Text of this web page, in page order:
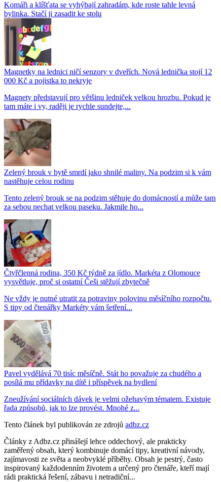
Komáři a klíšťata se vyhýbají zahradám, kde roste tahle levná
bylinka. Stačí ji zasadit ke stolu
Magnetky na lednici ničí senzory v dveřích. Nová lednička stojí 12
000 Kč a pojistka to nekryje
Magnety představují pro většinu ledniček velkou hrozbu. Pokud je
tam máte i vy, raději je rychle sundejte,...
Zelený brouk v bytě smrdí jako shnilé maliny. Na podzim si k vám
nastěhuje celou rodinu
Tento zelený brouk se na podzim stěhuje do domácností a může tam
za sebou nechat velkou paseku. Jakmile ho...
Čtyřčlenná rodina, 350 Kč týdně za jídlo. Markéta z Olomouce
vysvětluje, proč si ostatní Češi stěžují zbytečně
Ne vždy je nutné utratit za potraviny polovinu měsíčního rozpočtu.
S tipy od čtenářky Markéty vám šetření...
Pavel vydělává 70 tisíc měsíčně. Stát ho považuje za chudého a
posílá mu přídavky na dítě i příspěvek na bydlení
Zneužívání sociálních dávek je velmi ožehavým tématem. Existuje
řada způsobů, jak to lze provést. Mnohé z...
Tento článek byl publikován ze zdrojů adbz.cz
Články z Adbz.cz přinášejí lehce oddechový, ale prakticky
zaměřený obsah, který kombinuje domácí tipy, kreativní návody,
zajímavosti ze světa a neobvyklé příběhy. Obsah je pestrý, často
inspirovaný každodenním životem a určený pro čtenáře, kteří mají
rádi praktická řešení, zábavu i netradiční...